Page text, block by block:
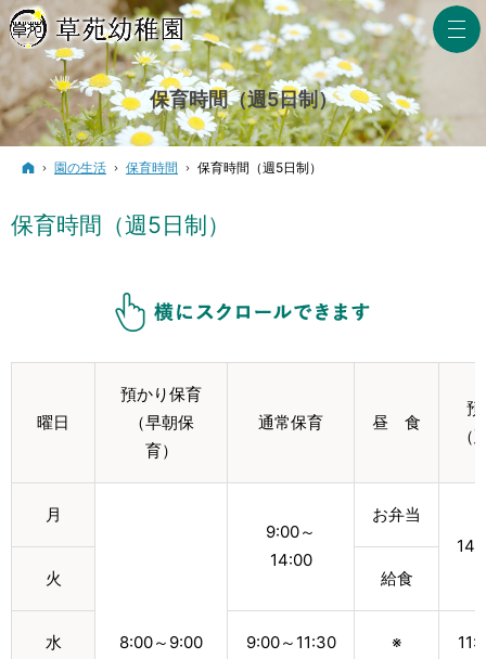
保育時間（週5日制）
ホーム
園の生活 保育時間 保育時間（週5日制）
保育時間（週5日制）
曜日
預かり保育
（早朝保
育）
通常保育 昼 食
（
月
8:00～9:00
9:00～
14:00
お弁当
火
給食
水 9:00～11:30 ※